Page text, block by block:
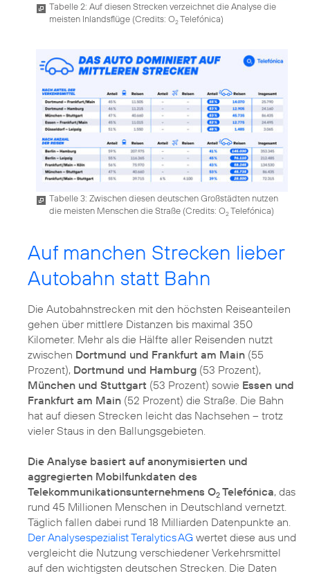
Tabelle 2: Auf diesen Strecken verzeichnet die Analyse die
meisten Inlandsflüge (Credits: O2Telefónica)
Tabelle 3: Zwischen diesen deutschen Großstädten nutzen
die meisten Menschen die Straße (Credits: O2Telefónica)
Auf manchen Strecken lieber
Autobahn statt Bahn
Die Autobahnstrecken mit den höchsten Reiseanteilen
gehen über mittlere Distanzen bis maximal 350
Kilometer. Mehr als die Hälfte aller Reisenden nutzt
zwischen Dortmund und Frankfurt am Main (55
Prozent), Dortmund und Hamburg (53 Prozent),
München und Stuttgart (53 Prozent) sowie Essen und
Frankfurt am Main (52 Prozent) die Straße. Die Bahn
hat auf diesen Strecken leicht das Nachsehen – trotz
vieler Staus in den Ballungsgebieten.
Die Analyse basiert auf anonymisierten und
aggregierten Mobilfunkdaten des
Telekommunikationsunternehmens O2 Telefónica, das
rund 45 Millionen Menschen in Deutschland vernetzt.
Täglich fallen dabei rund 18 Milliarden Datenpunkte an.
Der Analysespezialist Teralytics AG wertet diese aus und
vergleicht die Nutzung verschiedener Verkehrsmittel
auf den wichtigsten deutschen Strecken. Die Daten